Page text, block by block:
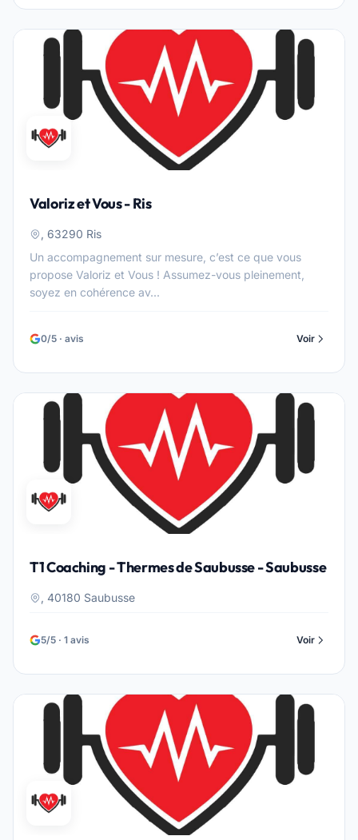
Valoriz et Vous - Ris
, 63290 Ris
Un accompagnement sur mesure, c’est ce que vous
propose Valoriz et Vous ! Assumez-vous pleinement,
soyez en cohérence av...
0/5 · avis Voir
T1 Coaching - Thermes de Saubusse - Saubusse
, 40180 Saubusse
5/5 · 1 avis Voir